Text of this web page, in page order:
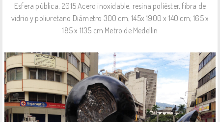
Esfera pública, 2015 Acero inoxidable, resina poliéster, fibra de
vidrio y poliuretano Diámetro 300 cm; 145x 1900 x 140 cm; 165 x
185 x 1135 cm Metro de Medellin